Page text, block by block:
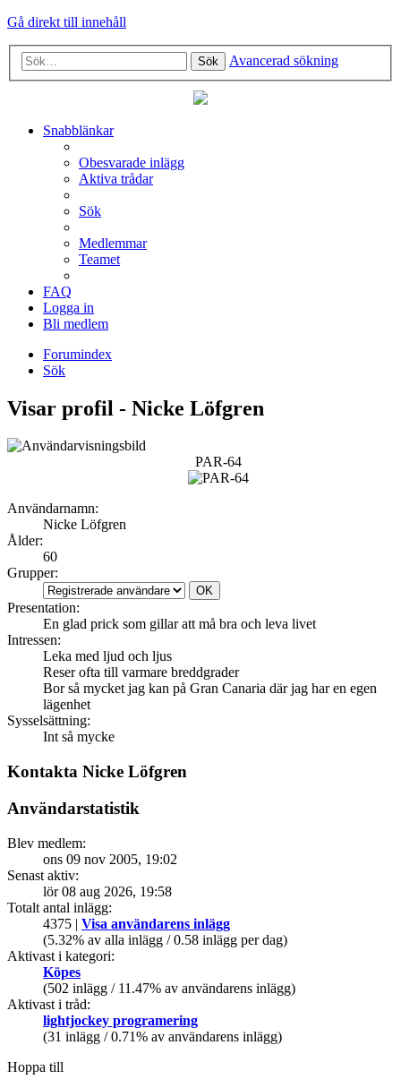
Gå direkt till innehåll
Sök Avancerad sökning
Snabblänkar
Obesvarade inlägg
Aktiva trådar
Sök
Medlemmar
Teamet
FAQ
Logga in
Bli medlem
Forumindex
Sök
Visar profil - Nicke Löfgren
PAR-64
Användarnamn:
Nicke Löfgren
Ålder:
60
Grupper:
Presentation:
En glad prick som gillar att må bra och leva livet
Intressen:
Leka med ljud och ljus
Reser ofta till varmare breddgrader
Bor så mycket jag kan på Gran Canaria där jag har en egen
lägenhet
Sysselsättning:
Int så mycke
Kontakta Nicke Löfgren
Användarstatistik
Blev medlem:
ons 09 nov 2005, 19:02
Senast aktiv:
lör 08 aug 2026, 19:58
Totalt antal inlägg:
4375 | Visa användarens inlägg
(5.32% av alla inlägg / 0.58 inlägg per dag)
Aktivast i kategori:
Köpes
(502 inlägg / 11.47% av användarens inlägg)
Aktivast i tråd:
lightjockey programering
(31 inlägg / 0.71% av användarens inlägg)
Hoppa till